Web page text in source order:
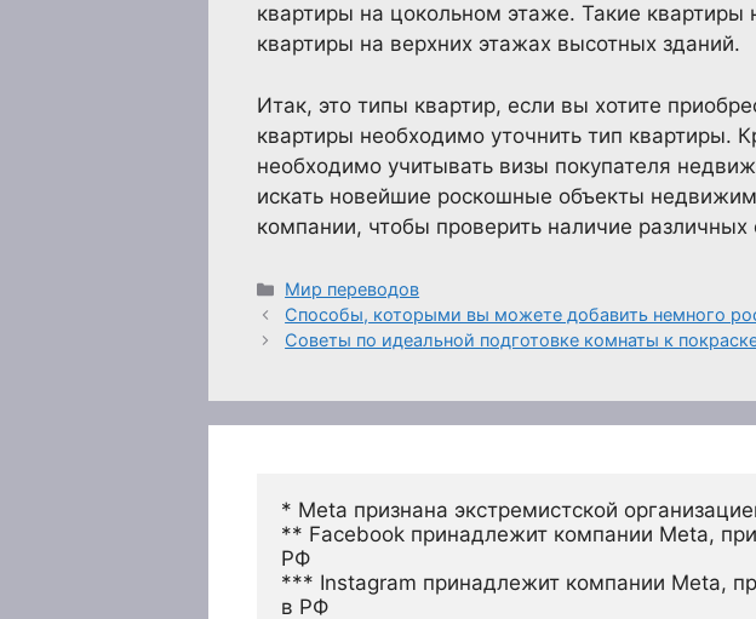
квартиры на цокольном этаже. Такие
квартиры на верхних этажах высотных зданий.
Итак, это типы квартир, если вы хотите
квартиры необходимо уточнить тип квартиры.
необходимо учитывать визы покупателя
искать новейшие роскошные объекты
компании, чтобы проверить наличие
Рубрики
Мир переводов
Способы, которыми вы можете добавить немного
Советы по идеальной подготовке комнаты к
* Meta признана экстремистской
** Facebook принадлежит компании Meta,
РФ
*** Instagram принадлежит компании Meta,
в РФ